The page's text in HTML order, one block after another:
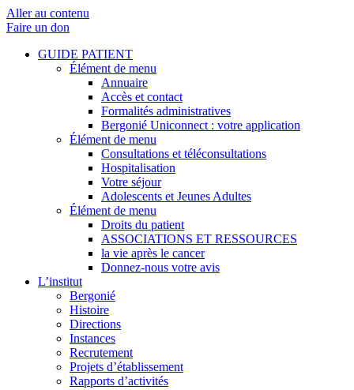
Aller au contenu
Faire un don
GUIDE PATIENT
Élément de menu
Annuaire
Accès et contact
Formalités administratives
Bergonié Uniconnect : votre application
Élément de menu
Consultations et téléconsultations
Hospitalisation
Votre séjour
Adolescents et Jeunes Adultes
Élément de menu
Droits du patient
ASSOCIATIONS ET RESSOURCES
la vie après le cancer
Donnez-nous votre avis
L’institut
Bergonié
Histoire
Directions
Instances
Recrutement
Projets d’établissement
Rapports d’activités